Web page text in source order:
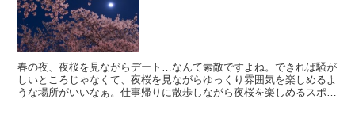
春の夜、夜桜を見ながらデート…なんて素敵ですよね。できれば騒が
しいところじゃなくて、夜桜を見ながらゆっくり雰囲気を楽しめるよ
うな場所がいいなぁ。仕事帰りに散歩しながら夜桜を楽しめるスポッ